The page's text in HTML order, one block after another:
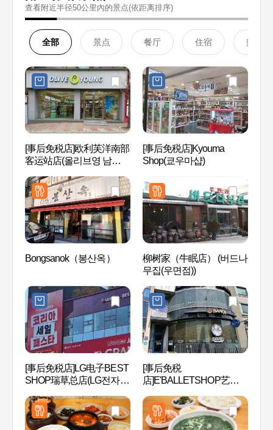
查看附近半径50公里內的景点(依距离排序)
全部 景点 餐厅 住宿 购物
[事后免税店]欧利芙洋南部
客运站店(올리브영 남부터
[事后免税店]Kyouma
Shop(쿄우마샵)
Bongsanok（봉산옥）
柳树家（牛眠店） (버드나
무집(우면점))
[事后免税店]LG电子BEST
SHOP瑞草总店(LG전자
[事后免税
店]E'BALLETSHOP艺术殿
점)